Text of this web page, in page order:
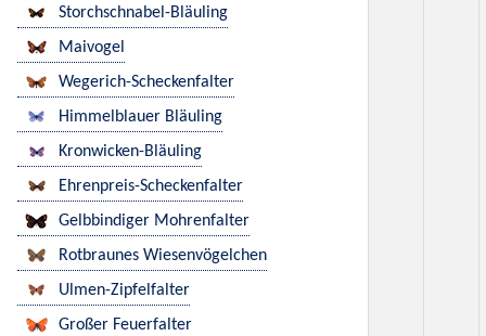
Storchschnabel-Bläuling
Maivogel
Wegerich-Scheckenfalter
Himmelblauer Bläuling
Kronwicken-Bläuling
Ehrenpreis-Scheckenfalter
Gelbbindiger Mohrenfalter
Rotbraunes Wiesenvögelchen
Ulmen-Zipfelfalter
Großer Feuerfalter